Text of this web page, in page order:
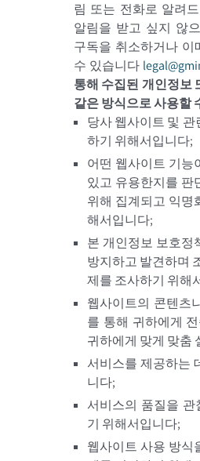
림 또는 전화로 알려
알림을 받고 싶지 않
구독을 취소하거나
수 있습니다
통해 수집된 개인정보
같은 방식으로 사용할
당사 웹사이트 및
하기 위해서입니다;
어떤 웹사이트 기능
있고 유용한지를 판
위해 집계되고 익명
해서입니다;
본 개인정보 보호정
방지하고 발견하며
제를 조사하기 위해
웹사이트의 콘텐츠
를 통해 귀하에게
귀하에게 맞게 맞춤
서비스를 제공하는
니다;
서비스의 품질을
기 위해서입니다;
웹사이트 사용 방식